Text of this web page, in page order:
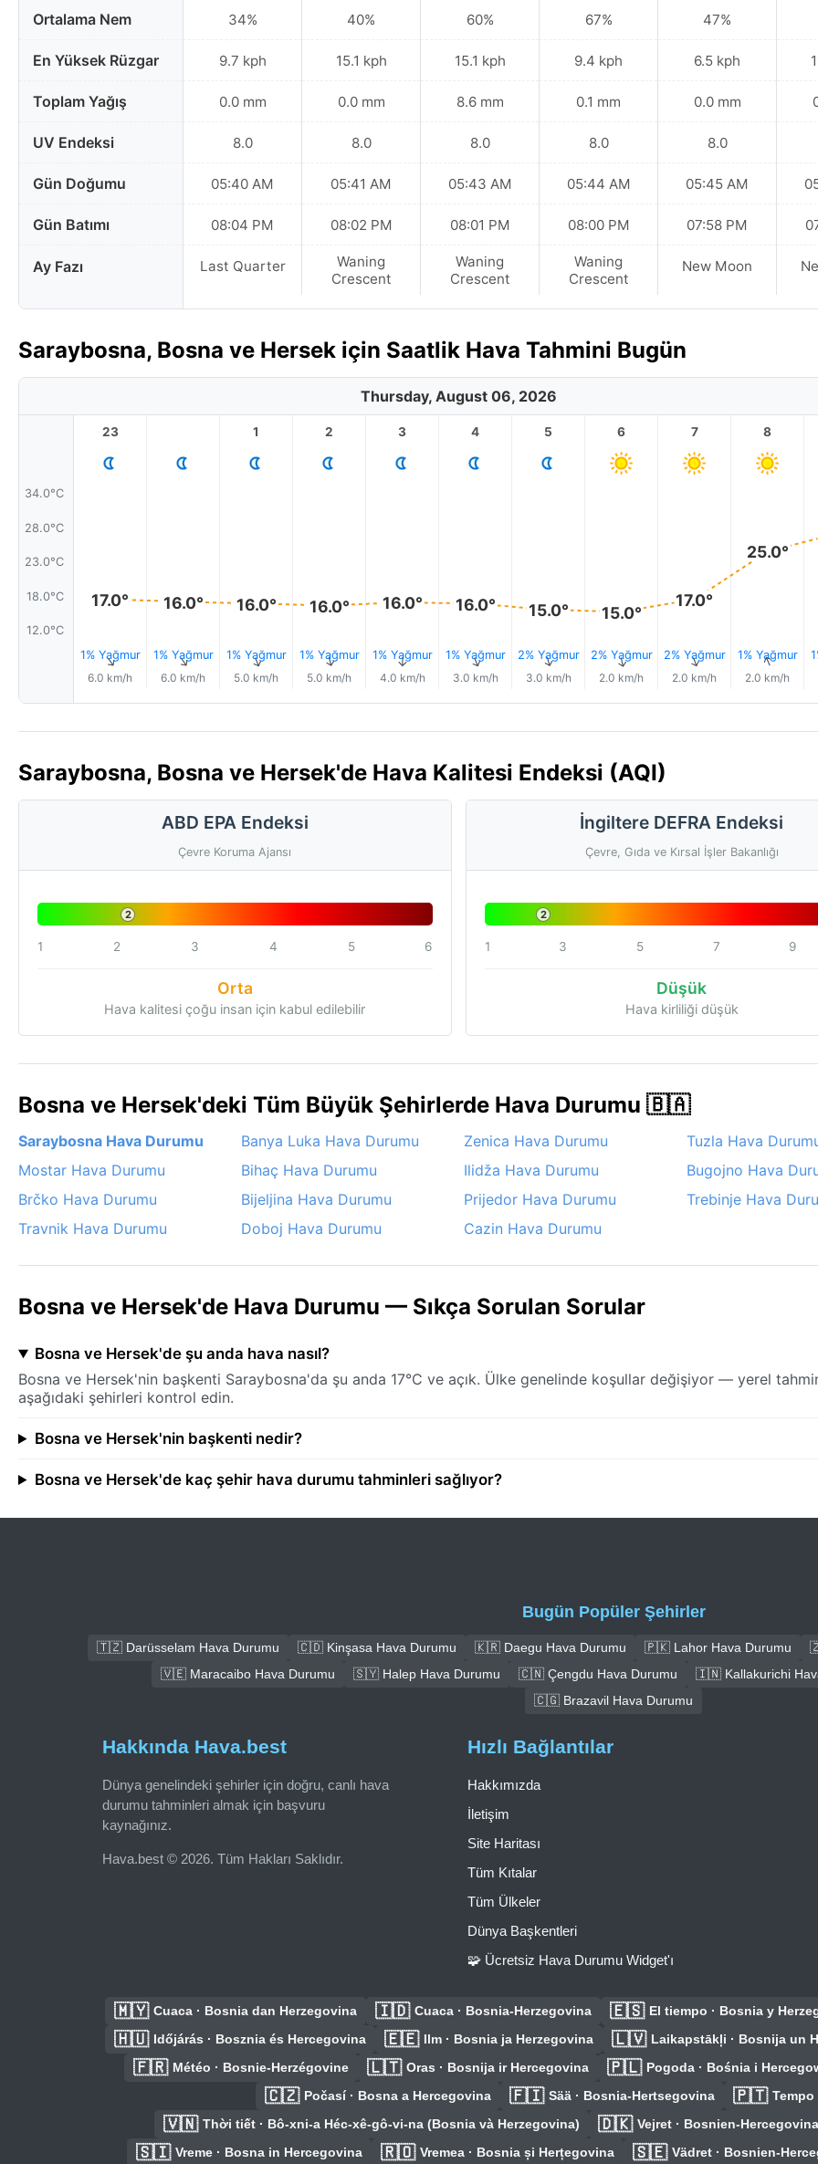
Ortalama Nem
En Yüksek Rüzgar
Toplam Yağış
UV Endeksi
Gün Doğumu
Gün Batımı
Ay Fazı
34%
9.7 kph
0.0 mm
8.0
05:40 AM
08:04 PM
Last Quarter
40%
15.1 kph
0.0 mm
8.0
05:41 AM
08:02 PM
Waning
Crescent
60%
15.1 kph
8.6 mm
8.0
05:43 AM
08:01 PM
Waning
Crescent
67%
9.4 kph
0.1 mm
8.0
05:44 AM
08:00 PM
Waning
Crescent
47%
6.5 kph
0.0 mm
8.0
05:45 AM
07:58 PM
New Moon
Saraybosna, Bosna ve Hersek için Saatlik Hava Tahmini Bugün
Thursday, August 06, 2026
34.0°C
28.0°C
23.0°C
18.0°C
12.0°C
23
17.0°
1% Yağmur
↑
6.0 km/h
16.0°
1% Yağmur
↑
6.0 km/h
1
16.0°
1% Yağmur
↑
5.0 km/h
2
16.0°
1% Yağmur
↑
5.0 km/h
3
16.0°
1% Yağmur
↑
4.0 km/h
4
16.0°
1% Yağmur
↑
3.0 km/h
5
15.0°
2% Yağmur
↑
3.0 km/h
6
15.0°
2% Yağmur
↑
2.0 km/h
7
17.0°
2% Yağmur
↑
2.0 km/h
8
25.0°
1% Yağmur
↑
2.0 km/h
Saraybosna, Bosna ve Hersek'de Hava Kalitesi Endeksi (AQI)
ABD EPA Endeksi
Çevre Koruma Ajansı
2
1 2 3 4 5 6
Orta
Hava kalitesi çoğu insan için kabul edilebilir
İngiltere DEFRA Endeksi
Çevre, Gıda ve Kırsal İşler Bakanlığı
2
1 3 5 7 9
Düşük
Hava kirliliği düşük
Bosna ve Hersek'deki Tüm Büyük Şehirlerde Hava Durumu 🇧🇦
Saraybosna Hava Durumu Banya Luka Hava Durumu Zenica Hava Durumu
Tuzla Hava
Mostar Hava Durumu
Bihaç Hava Durumu Ilidža Hava Durumu
Bugojno Hava
Brčko Hava Durumu
Bijeljina Hava Durumu Prijedor Hava Durumu
Trebinje Hava
Travnik Hava Durumu
Doboj Hava Durumu Cazin Hava Durumu
Bosna ve Hersek'de Hava Durumu — Sıkça Sorulan Sorular
Bosna ve Hersek'de şu anda hava nasıl?
Bosna ve Hersek'nin başkenti Saraybosna'da şu anda 17°C ve açık. Ülke genelinde koşullar değişiyor — yerel
aşağıdaki şehirleri kontrol edin.
Bosna ve Hersek'nin başkenti nedir?
Bosna ve Hersek'de kaç şehir hava durumu tahminleri sağlıyor?
Bugün Popüler Şehirler
🇹🇿 Darüsselam Hava Durumu 🇨🇩 Kinşasa Hava Durumu 🇰🇷 Daegu Hava Durumu 🇵🇰 Lahor Hava Durumu
🇻🇪 Maracaibo Hava Durumu
🇸🇾 Halep Hava Durumu 🇨🇳 Çengdu Hava Durumu 🇮🇳 Kallakurichi
🇨🇬 Brazavil Hava Durumu
Hakkında Hava.best
Dünya genelindeki şehirler için doğru, canlı hava
durumu tahminleri almak için başvuru
kaynağınız.
Hava.best © 2026. Tüm Hakları Saklıdır.
Hızlı Bağlantılar
Hakkımızda
İletişim
Site Haritası
Tüm Kıtalar
Tüm Ülkeler
Dünya Başkentleri
🧩 Ücretsiz Hava Durumu Widget'ı
🇲🇾 Cuaca · Bosnia dan Herzegovina 🇮🇩 Cuaca · Bosnia-Herzegovina 🇪🇸 El tiempo · Bosnia y
🇭🇺 Időjárás · Bosznia és Hercegovina 🇪🇪 Ilm · Bosnia ja Herzegovina 🇱🇻 Laikapstākļi · Bosnija un
🇫🇷 Météo · Bosnie-Herzégovine 🇱🇹 Oras · Bosnija ir Hercegovina 🇵🇱 Pogoda · Bośnia i
🇨🇿 Počasí · Bosna a Hercegovina 🇫🇮 Sää · Bosnia-Hertsegovina 🇵🇹 Tempo
🇻🇳 Thời tiết · Bô-xni-a Héc-xê-gô-vi-na (Bosnia và Herzegovina) 🇩🇰 Vejret · Bosnien-Hercegovina
🇸🇮 Vreme · Bosna in Hercegovina 🇷🇴 Vremea · Bosnia și Herțegovina 🇸🇪 Vädret · Bosnien-